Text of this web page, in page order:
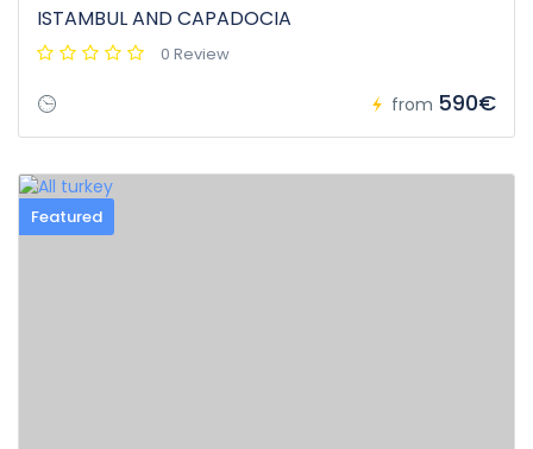
ISTAMBUL AND CAPADOCIA
0 Review
from 590€
Featured